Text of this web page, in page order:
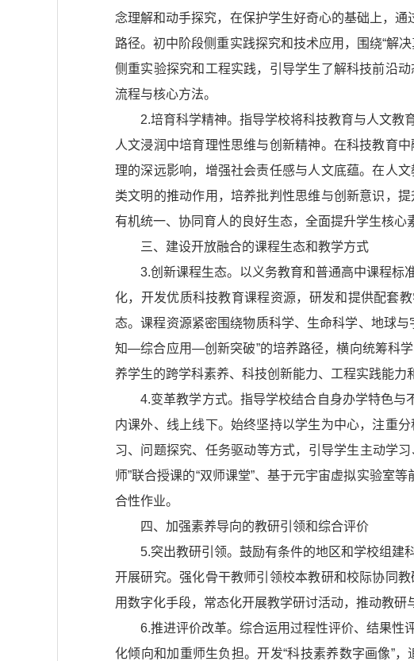
念理解和动手探究，在保护学生好奇心的基础上，
路径。初中阶段侧重实践探究和技术应用，围绕“解
侧重实验探究和工程实践，引导学生了解科技前沿
流程与核心方法。
2.培育科学精神。指导学校将科技教育与人文教
人文浸润中培育理性思维与创新精神。在科技教育
理的深远影响，增强社会责任感与人文底蕴。在人
类文明的推动作用，培养批判性思维与创新意识，
有机统一、协同育人的良好生态，全面提升学生核心
三、建设开放融合的课程生态和教学方式
3.创新课程生态。以义务教育和普通高中课程标
化，开发优质科技教育课程资源，研发和提供配套
态。课程资源紧密围绕物质科学、生命科学、地球
知—综合应用—创新突破”的培养路径，横向统筹科
养学生的跨学科素养、科技创新能力、工程实践能力
4.变革教学方式。指导学校结合自身办学特色与
内课外、线上线下。始终坚持以学生为中心，注重
习、问题探究、任务驱动等方式，引导学生主动学
师”联合授课的“双师课堂”、基于元宇宙虚拟实验室
合性作业。
四、加强素养导向的教研引领和综合评价
5.突出教研引领。鼓励有条件的地区和学校组建
开展研究。强化骨干教师引领校本教研和校际协同
用数字化手段，常态化开展教学研讨活动，推动教
6.推进评价改革。综合运用过程性评价、结果性
化倾向和加重师生负担。开发“科技素养数字画像”